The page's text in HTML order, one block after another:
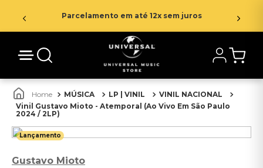
Parcelamento em até 12x sem juros
MÚSICA LP | VINIL
VINIL NACIONAL
Vinil Gustavo Mioto - Atemporal (Ao Vivo Em São Paulo
2024 / 2LP)
Lançamento
Gustavo Mioto